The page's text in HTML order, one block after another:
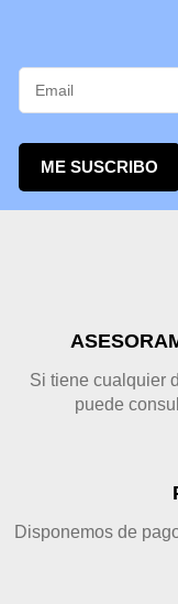
ME SUSCRIBO
Si tiene cualquier
puede
Disponemos de